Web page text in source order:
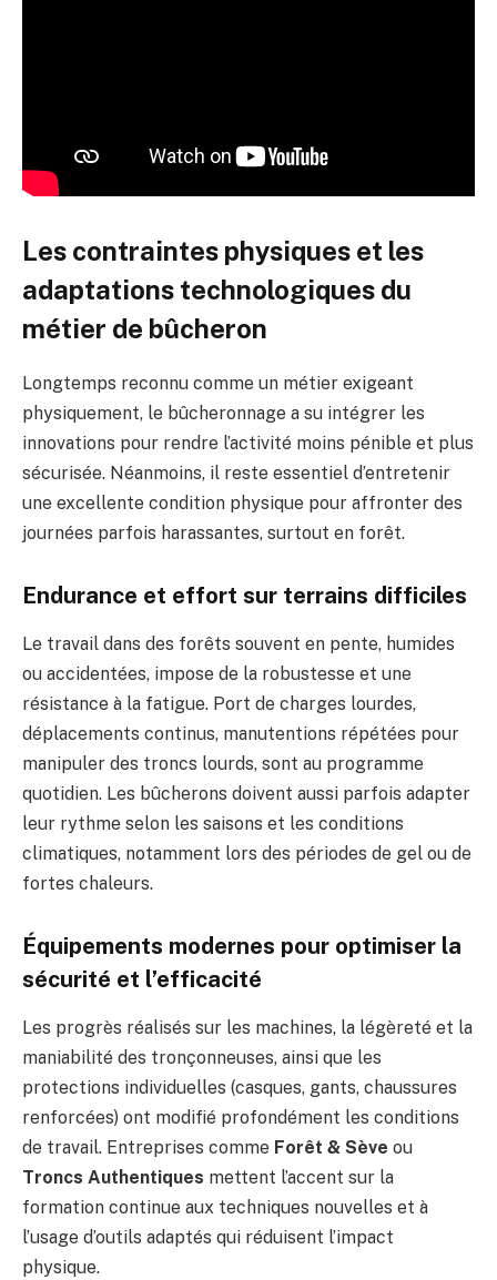
Les contraintes physiques et les
adaptations technologiques du
métier de bûcheron
Longtemps reconnu comme un métier exigeant
physiquement, le bûcheronnage a su intégrer les
innovations pour rendre l’activité moins pénible et plus
sécurisée. Néanmoins, il reste essentiel d’entretenir
une excellente condition physique pour affronter des
journées parfois harassantes, surtout en forêt.
Endurance et effort sur terrains difficiles
Le travail dans des forêts souvent en pente, humides
ou accidentées, impose de la robustesse et une
résistance à la fatigue. Port de charges lourdes,
déplacements continus, manutentions répétées pour
manipuler des troncs lourds, sont au programme
quotidien. Les bûcherons doivent aussi parfois adapter
leur rythme selon les saisons et les conditions
climatiques, notamment lors des périodes de gel ou de
fortes chaleurs.
Équipements modernes pour optimiser la
sécurité et l’efficacité
Les progrès réalisés sur les machines, la légèreté et la
maniabilité des tronçonneuses, ainsi que les
protections individuelles (casques, gants, chaussures
renforcées) ont modifié profondément les conditions
de travail. Entreprises comme Forêt & Sève ou
Troncs Authentiques mettent l’accent sur la
formation continue aux techniques nouvelles et à
l’usage d’outils adaptés qui réduisent l’impact
physique.